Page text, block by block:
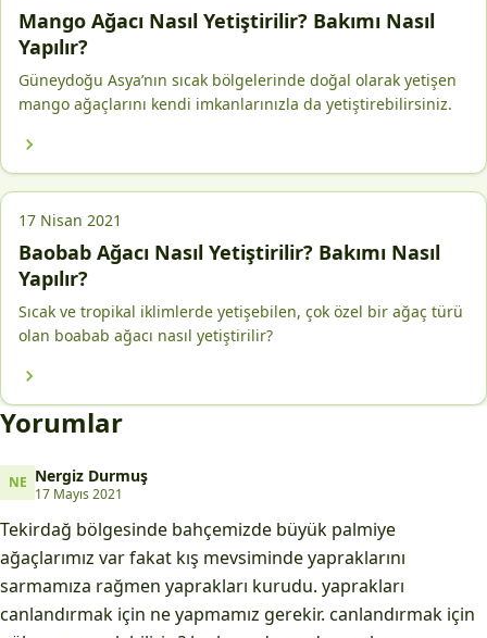
Mango Ağacı Nasıl Yetiştirilir? Bakımı Nasıl
Yapılır?
Güneydoğu Asya’nın sıcak bölgelerinde doğal olarak yetişen
mango ağaçlarını kendi imkanlarınızla da yetiştirebilirsiniz.
17 Nisan 2021
Baobab Ağacı Nasıl Yetiştirilir? Bakımı Nasıl
Yapılır?
Sıcak ve tropikal iklimlerde yetişebilen, çok özel bir ağaç türü
olan boabab ağacı nasıl yetiştirilir?
Yorumlar
NENergiz Durmuş
Nergiz Durmuş
17 Mayıs 2021
Tekirdağ bölgesinde bahçemizde büyük palmiye
ağaçlarımız var fakat kış mevsiminde yapraklarını
sarmamıza rağmen yaprakları kurudu. yaprakları
canlandırmak için ne yapmamız gerekir. canlandırmak için